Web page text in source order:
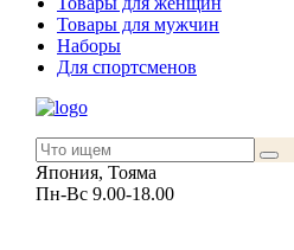
Товары для мужчин
Наборы
Для спортсменов
Япония, Тояма
Пн-Вс 9.00-18.00